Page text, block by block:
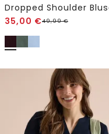
35,00 €49,99€